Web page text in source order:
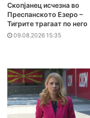
Скопјанец исчезна во
Преспанското Езеро –
Тигрите трагаат по него
09.08.2026 15:35